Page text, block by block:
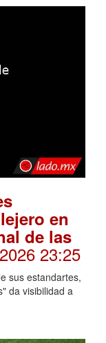
en
de las
23:25
sus estandartes,
da visibilidad a